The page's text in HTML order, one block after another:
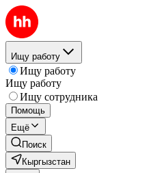
Ищу работу
Ищу работу
Ищу работу
Ищу сотрудника
Помощь
Ещё
Поиск
Кыргызстан